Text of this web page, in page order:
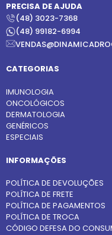
PRECISA DE AJUDA
(48) 3023-7368
(48) 99182-6994
CATEGORIAS
IMUNOLOGIA
ONCOLÓGICOS
DERMATOLOGIA
GENÉRICOS
ESPECIAIS
INFORMAÇÕES
POLÍTICA DE DEVOLUÇÕES
POLÍTICA DE FRETE
POLÍTICA DE PAGAMENTOS
POLÍTICA DE TROCA
CÓDIGO DEFESA DO